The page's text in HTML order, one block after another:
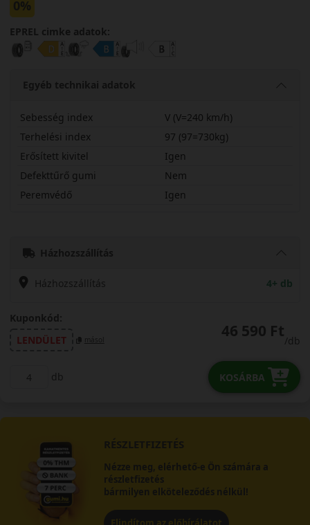
0%
EPREL cimke adatok:
Egyéb technikai adatok
Sebesség index
V (V=240 km/h)
Terhelési index
97 (97=730kg)
Erősített kivitel
Igen
Defekttűrő gumi
Nem
Peremvédő
Igen
Házhozszállítás
Házhozszállítás 4+ db
Kuponkód:
LENDÜLET
másol 46 590 Ft
/db
db KOSÁRBA
RÉSZLETFIZETÉS
Nézze meg, elérhető-e Ön számára a
részletfizetés
bármilyen elköteleződés nélkül!